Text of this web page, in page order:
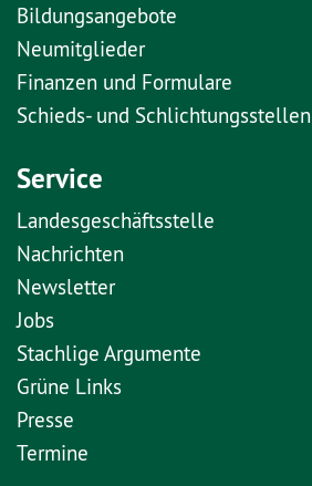
Bildungsangebote
Neumitglieder
Finanzen und Formulare
Schieds- und Schlichtungsstellen
Service
Landesgeschäftsstelle
Nachrichten
Newsletter
Jobs
Stachlige Argumente
Grüne Links
Presse
Termine